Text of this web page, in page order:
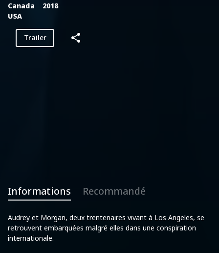
Canada
USA
2018
Trailer
Informations Recommandé
Audrey et Morgan, deux trentenaires vivant à Los Angeles, se
retrouvent embarquées malgré elles dans une conspiration
internationale.